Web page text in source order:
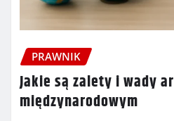
PRAWNIK
Jakie są zalety i wady
międzynarodowym